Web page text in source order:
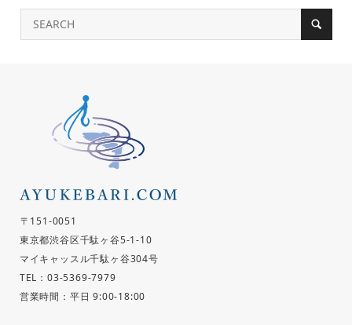
〒151-0051
東京都渋谷区千駄ヶ谷5-1-10
マイキャッスル千駄ヶ谷304号
TEL：03-5369-7979
営業時間：平日 9:00-18:00